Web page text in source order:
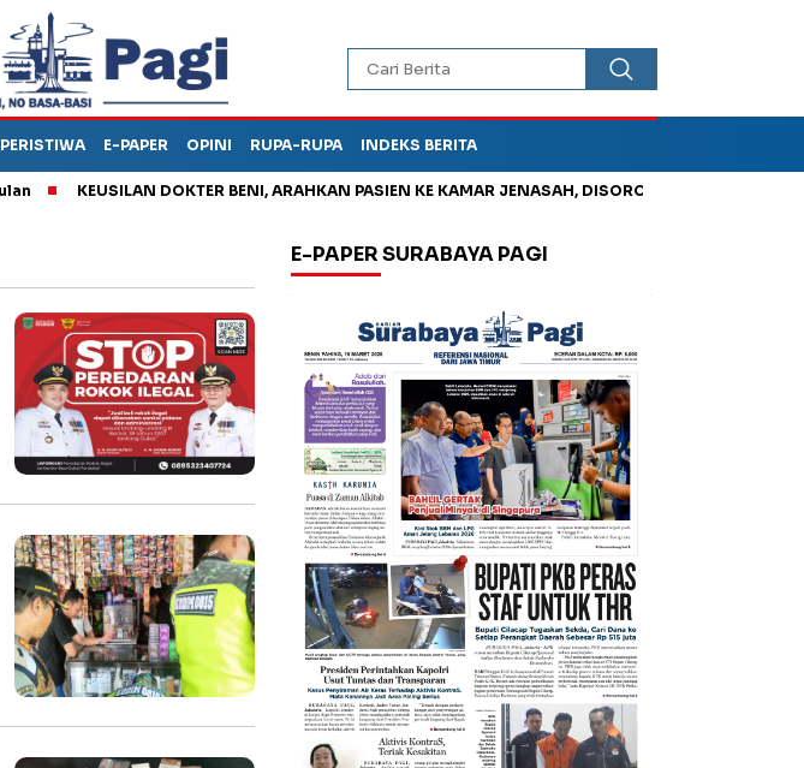
PERISTIWA E-PAPER OPINI RUPA-RUPA INDEKS BERITA
KEUSILAN DOKTER BENI, ARAHKAN PASIEN KE KAMAR JENASAH, DISOROT
E-PAPER SURABAYA PAGI